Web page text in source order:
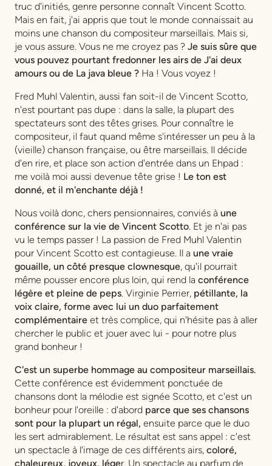
truc d'initiés, genre personne connaît Vincent Scotto.
Mais en fait, j'ai appris que tout le monde connaissait au
moins une chanson du compositeur marseillais. Mais si,
je vous assure. Vous ne me croyez pas ? Je suis sûre que
vous pouvez pourtant fredonner les airs de J'ai deux
amours ou de La java bleue ? Ha ! Vous voyez !
Fred Muhl Valentin, aussi fan soit-il de Vincent Scotto,
n'est pourtant pas dupe : dans la salle, la plupart des
spectateurs sont des têtes grises. Pour connaître le
compositeur, il faut quand même s'intéresser un peu à la
(vieille) chanson française, ou être marseillais. Il décide
d'en rire, et place son action d'entrée dans un Ehpad :
me voilà moi aussi devenue tête grise ! Le ton est
donné, et il m'enchante déjà !
Nous voilà donc, chers pensionnaires, conviés à une
conférence sur la vie de Vincent Scotto. Et je n'ai pas
vu le temps passer ! La passion de Fred Muhl Valentin
pour Vincent Scotto est contagieuse. Il a une vraie
gouaille, un côté presque clownesque, qu'il pourrait
même pousser encore plus loin, qui rend la conférence
légère et pleine de peps. Virginie Perrier, pétillante, la
voix claire, forme avec lui un duo parfaitement
complémentaire et très complice, qui n'hésite pas à aller
chercher le public et jouer avec lui - pour notre plus
grand bonheur !
C'est un superbe hommage au compositeur marseillais.
Cette conférence est évidemment ponctuée de
chansons dont la mélodie est signée Scotto, et c'est un
bonheur pour l'oreille : d'abord parce que ses chansons
sont pour la plupart un régal, ensuite parce que le duo
les sert admirablement. Le résultat est sans appel : c'est
un spectacle à l'image de ces différents airs, coloré,
chaleureux, joyeux, léger. Un spectacle au parfum de